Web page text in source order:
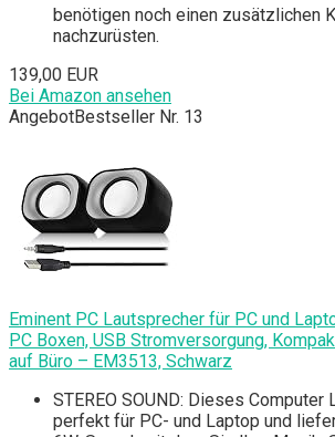
benötigen noch einen zusätzlichen
nachzurüsten.
139,00 EUR
Bei Amazon ansehen
AngebotBestseller Nr. 13
Eminent PC Lautsprecher für PC und
PC Boxen, USB Stromversorgung,
auf Büro – EM3513, Schwarz
STEREO SOUND: Dieses
perfekt für PC- und Laptop und